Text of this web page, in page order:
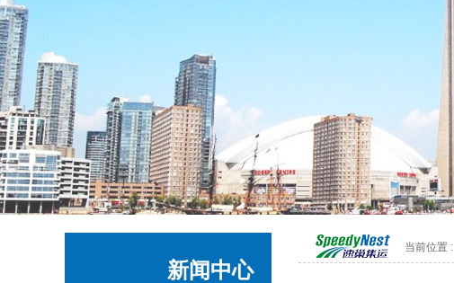
新闻中心
当前位置 :